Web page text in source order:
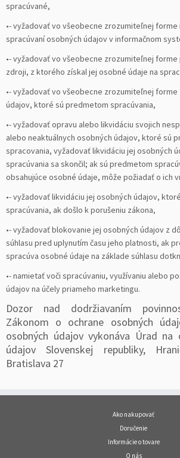
spracúvané,
•- vyžadovať vo všeobecne zrozumiteľnej forme
spracúvaní osobných údajov v informačnom
•- vyžadovať vo všeobecne zrozumiteľnej
zdroji, z ktorého získal jej osobné údaje na
•- vyžadovať vo všeobecne zrozumiteľnej
údajov, ktoré sú predmetom spracúvania,
•- vyžadovať opravu alebo likvidáciu svojich
alebo neaktuálnych osobných údajov, ktoré sú
spracovania, vyžadovať likvidáciu jej osobných
spracúvania sa skončil; ak sú predmetom
obsahujúce osobné údaje, môže požiadať o ich
•- vyžadovať likvidáciu jej osobných údajov,
spracúvania, ak došlo k porušeniu zákona,
•- vyžadovať blokovanie jej osobných údajov z
súhlasu pred uplynutím času jeho platnosti, ak
spracúva osobné údaje na základe súhlasu
•- namietať voči spracúvaniu, využívaniu alebo
údajov na účely priameho marketingu.
Dozor nad dodržiavaním
Zákonom o ochrane osobných
osobných údajov vykonáva Úrad na
údajov Slovenskej republiky,
Bratislava 27
Ako nakupovať
Doručenie
Informácie o tovare
O nás